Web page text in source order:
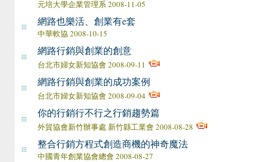
元培大學企業管理系 2008-11-05
網路也樂活、創業有e套
中華軟協 2008-10-15
網路行銷與創業的創意
台北市婦女新知協會 2008-09-11
網路行銷與創業的成功案例
台北市婦女新知協會 2008-09-04
你的行銷行不行之行銷趨勢篇
外貿協會新竹辦事處 新竹縣工業會 2008-08-28
整合行銷方程式 創造商機的神奇魔法
中國青年創業協會總會 2008-08-27